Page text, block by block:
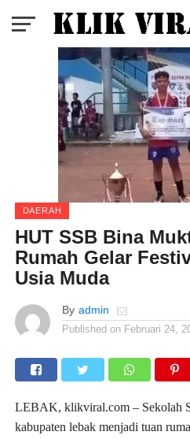
DAERAH
HUT SSB Bina
Rumah Gelar
Usia Muda
By admin
Published on Februari 24,
LEBAK, klikviral.com – Sekolah
kabupaten lebak menjadi tuan